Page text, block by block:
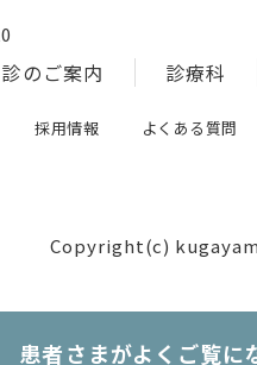
のご案内 診療科
採用情報 よくある質問
Copyright(c)
者さまがよくご覧に